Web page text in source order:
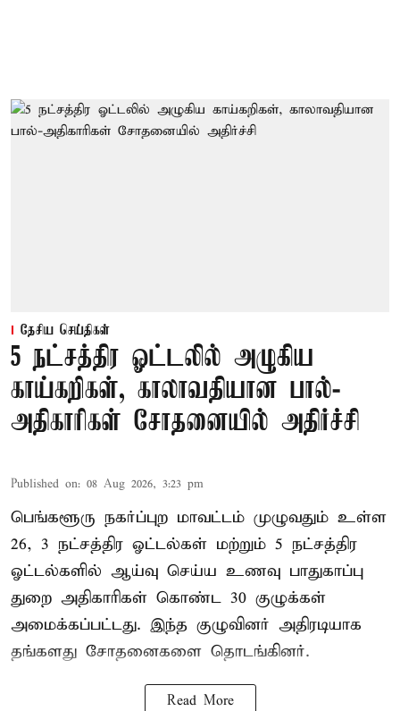
தேசிய செய்திகள்
5 நட்சத்திர ஓட்டலில் அழுகிய
காய்கறிகள், காலாவதியான பால்-
அதிகாரிகள் சோதனையில் அதிர்ச்சி
Published on: 08 Aug 2026, 3:23 pm
பெங்களூரு நகர்ப்புற மாவட்டம் முழுவதும் உள்ள
26, 3 நட்சத்திர ஓட்டல்கள் மற்றும் 5 நட்சத்திர
ஓட்டல்களில் ஆய்வு செய்ய உணவு பாதுகாப்பு
துறை அதிகாரிகள் கொண்ட 30 குழுக்கள்
அமைக்கப்பட்டது. இந்த குழுவினர் அதிரடியாக
தங்களது சோதனைகளை தொடங்கினர்.
Read More